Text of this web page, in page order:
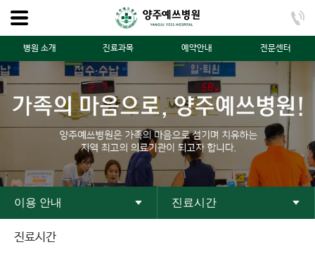
병원 소개 진료과목 예약안내 전문센터
이용 안내 진료시간
진료시간